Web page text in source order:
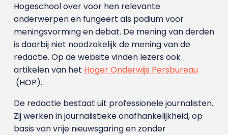
Hogeschool over voor hen relevante
onderwerpen en fungeert als podium voor
meningsvorming en debat. De mening van derden
is daarbij niet noodzakelijk de mening van de
redactie. Op de website vinden lezers ook
artikelen van het Hoger Onderwijs Persbureau
(HOP).
De redactie bestaat uit professionele journalisten.
Zij werken in journalistieke onafhankelijkheid, op
basis van vrije nieuwsgaring en zonder